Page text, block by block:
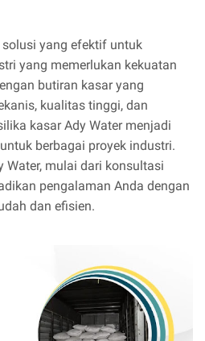
yang efektif untuk
yang memerlukan kekuatan
butiran kasar yang
kualitas tinggi, dan
kasar Ady Water menjadi
berbagai proyek industri.
Water, mulai dari konsultasi
pengalaman Anda dengan
dan efisien.